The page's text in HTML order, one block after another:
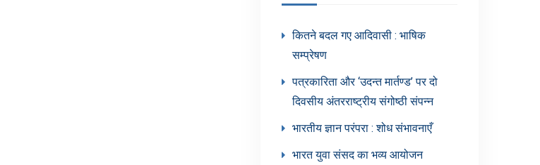
कितने बदल गए आदिवासी : भाषिक
सम्प्रेषण
पत्रकारिता और ‘उदन्त मार्तण्ड’ पर दो
दिवसीय अंतरराष्ट्रीय संगोष्ठी संपन्न
भारतीय ज्ञान परंपरा : शोध संभावनाएँ
भारत युवा संसद का भव्य आयोजन